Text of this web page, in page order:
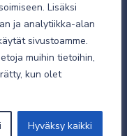
Lisäksi
ja analytiikka-alan
sivustoamme.
muihin tietoihin,
kun olet
Hyväksy kaikki